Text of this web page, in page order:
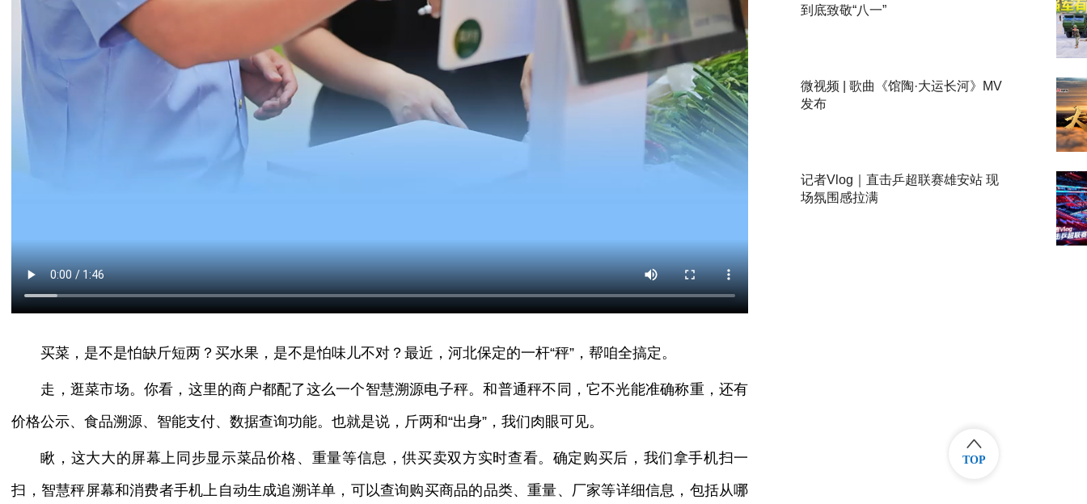
买菜，是不是怕缺斤短两？买水果，是不是怕味儿不对？最近，河北保定的一杆“秤”，帮咱全搞定。
走，逛菜市场。你看，这里的商户都配了这么一个智慧溯源电子秤。和普通秤不同，它不光能准确称重，还有
价格公示、食品溯源、智能支付、数据查询功能。也就是说，斤两和“出身”，我们肉眼可见。
瞅，这大大的屏幕上同步显示菜品价格、重量等信息，供买卖双方实时查看。确定购买后，我们拿手机扫一
扫，智慧秤屏幕和消费者手机上自动生成追溯详单，可以查询购买商品的品类、重量、厂家等详细信息，包括从哪
到底致敬“八一”
微视频 | 歌曲《馆陶·大运长河》MV
发布
记者Vlog｜直击乒超联赛雄安站 现
场氛围感拉满
TOP